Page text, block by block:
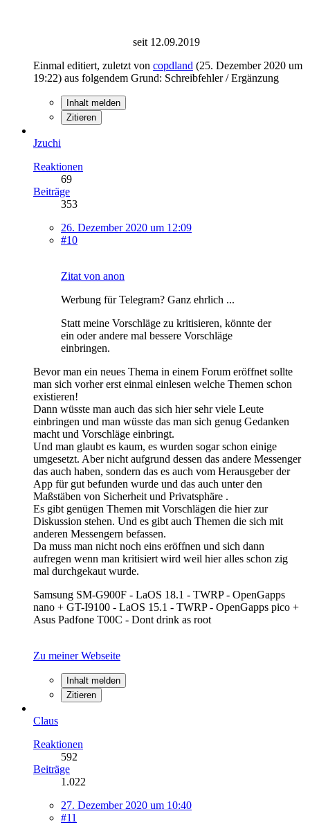
seit 12.09.2019
Einmal editiert, zuletzt von copdland (25. Dezember 2020 um
19:22) aus folgendem Grund: Schreibfehler / Ergänzung
Inhalt melden
Zitieren
Jzuchi
Reaktionen
69
Beiträge
353
26. Dezember 2020 um 12:09
#10
Zitat von anon
Werbung für Telegram? Ganz ehrlich ...
Statt meine Vorschläge zu kritisieren, könnte der
ein oder andere mal bessere Vorschläge
einbringen.
Bevor man ein neues Thema in einem Forum eröffnet sollte
man sich vorher erst einmal einlesen welche Themen schon
existieren!
Dann wüsste man auch das sich hier sehr viele Leute
einbringen und man wüsste das man sich genug Gedanken
macht und Vorschläge einbringt.
Und man glaubt es kaum, es wurden sogar schon einige
umgesetzt. Aber nicht aufgrund dessen das andere Messenger
das auch haben, sondern das es auch vom Herausgeber der
App für gut befunden wurde und das auch unter den
Maßstäben von Sicherheit und Privatsphäre .
Es gibt genügen Themen mit Vorschlägen die hier zur
Diskussion stehen. Und es gibt auch Themen die sich mit
anderen Messengern befassen.
Da muss man nicht noch eins eröffnen und sich dann
aufregen wenn man kritisiert wird weil hier alles schon zig
mal durchgekaut wurde.
Samsung SM-G900F - LaOS 18.1 - TWRP - OpenGapps
nano + GT-I9100 - LaOS 15.1 - TWRP - OpenGapps pico +
Asus Padfone T00C - Dont drink as root
Zu meiner Webseite
Inhalt melden
Zitieren
Claus
Reaktionen
592
Beiträge
1.022
27. Dezember 2020 um 10:40
#11